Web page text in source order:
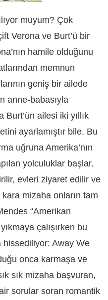
muyum? Çok
Verona ve Burt’ü bir
hamile olduğunu
memnun
geniş bir ailede
anne-babasıyla
ailesi iki yıllık
ayarlamıştır bile. Bu
uğruna Amerika’nın
yolculuklar başlar.
evleri ziyaret edilir ve
mizaha onların tam
“Amerikan
çalışırken bu
Away We
onca karmaşa ve
sık mizaha başvuran,
sorular soran romantik